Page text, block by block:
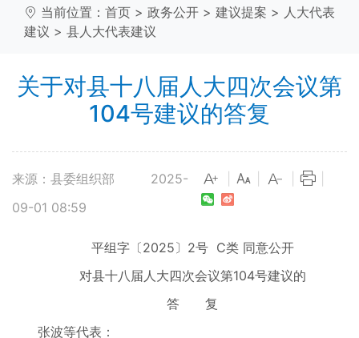
当前位置： 首页 > 政务公开 > 建议提案 > 人大代表
建议 > 县人大代表建议
关于对县十八届人大四次会议第
104号建议的答复
来源：县委组织部
2025-
09-01 08:59
平组字〔2025〕2号 C类 同意公开
对县十八届人大四次会议第104号建议的
答 复
张波等代表：